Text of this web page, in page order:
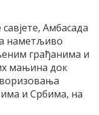
Амбасада
наметљиво
грађанима и
мањина док
и Србима, на